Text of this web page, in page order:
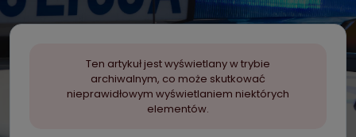
Ten artykuł jest wyświetlany w trybie
archiwalnym, co może skutkować
nieprawidłowym wyświetlaniem niektórych
elementów.